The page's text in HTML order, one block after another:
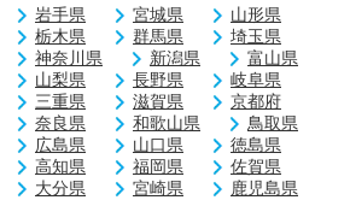
岩手県 宮城県
山形県
栃木県 群馬県
埼玉県
神奈川県 新潟県
富山県
山梨県 長野県
岐阜県
三重県 滋賀県
京都府
奈良県 和歌山県
鳥取県
広島県 山口県
徳島県
高知県 福岡県
佐賀県
大分県 宮崎県
鹿児島県